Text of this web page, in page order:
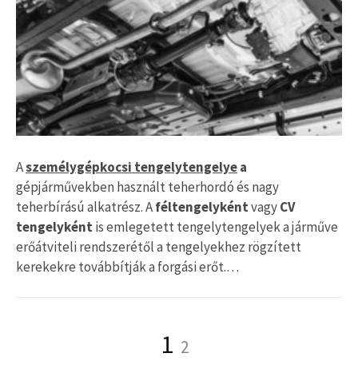
Aszemélygépkocsi tengelytengelyea
gépjárművekben használt teherhordó és nagy
teherbírású alkatrész. AféltengelykéntvagyCV
tengelyként is emlegetett tengelytengelyek a járműve
erőátviteli rendszerétől a tengelyekhez rögzített
kerekekre továbbítják a forgási erőt.…
Page
1 Page
2